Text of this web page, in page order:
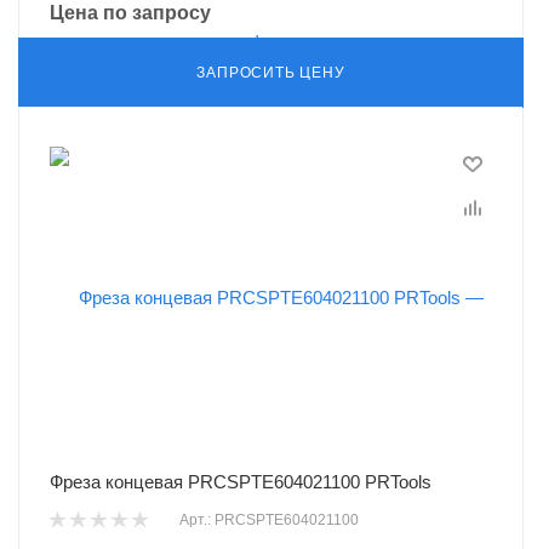
Цена по запросу
ЗАПРОСИТЬ ЦЕНУ
Фреза концевая PRCSPTE604021100 PRTools
Арт.: PRCSPTE604021100